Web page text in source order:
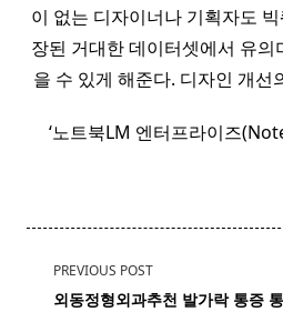
이 없는 디자이너나 기획자도
장된 거대한 데이터셋에서 유의
을 수 있게 해준다. 디자인 개선
‘노트북LM 엔터프라이즈
<span
class="nav-
PREVIOUS POST
외동정형외과추천 발가락 통증